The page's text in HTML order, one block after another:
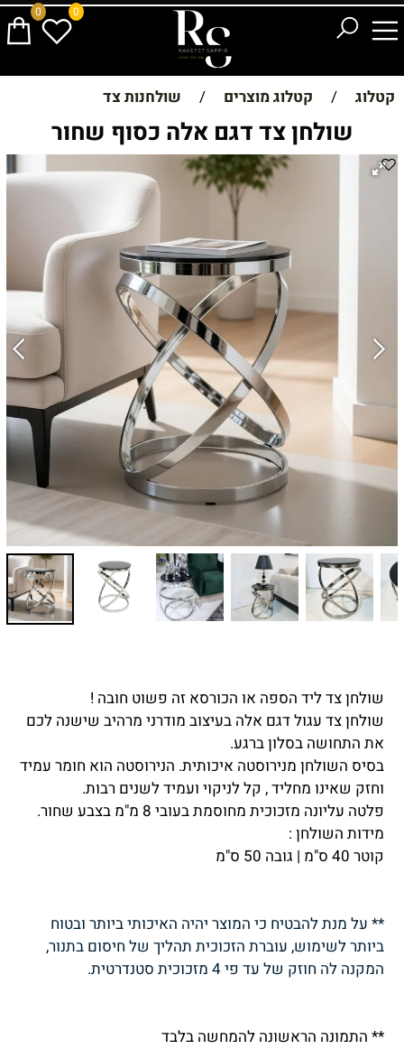
0 0
קטלוג / קטלוג מוצרים / שולחנות צד
שולחן צד דגם אלה כסוף שחור
שולחן צד ליד הספה או הכורסא זה פשוט חובה !
שולחן צד עגול דגם אלה בעיצוב מודרני מרהיב שישנה לכם
את התחושה בסלון ברגע.
בסיס השולחן מנירוסטה איכותית. הנירוסטה הוא חומר עמיד
וחזק שאינו מחליד , קל לניקוי ועמיד לשנים רבות.
פלטה עליונה מזכוכית מחוסמת בעובי 8 מ"מ בצבע שחור.
מידות השולחן :
קוטר 40 ס"מ | גובה 50 ס"מ
** על מנת להבטיח כי המוצר יהיה האיכותי ביותר ובטוח
ביותר לשימוש, עוברת הזכוכית תהליך של חיסום בתנור,
המקנה לה חוזק של עד פי 4 מזכוכית סטנדרטית.
** התמונה הראשונה להמחשה בלבד